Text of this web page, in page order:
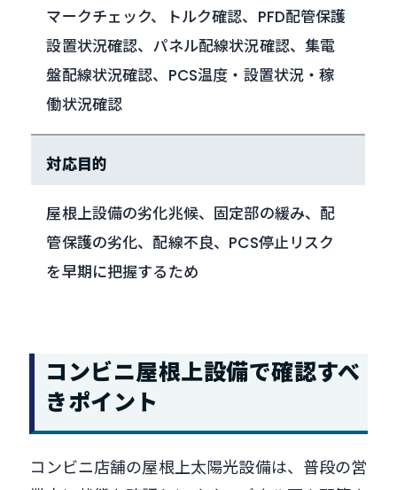
マークチェック、トルク確認、PFD配管保護
設置状況確認、パネル配線状況確認、集電
盤配線状況確認、PCS温度・設置状況・稼
働状況確認
対応目的
屋根上設備の劣化兆候、固定部の緩み、配
管保護の劣化、配線不良、PCS停止リスク
を早期に把握するため
コンビニ屋根上設備で確認すべ
きポイント
コンビニ店舗の屋根上太陽光設備は、普段の営